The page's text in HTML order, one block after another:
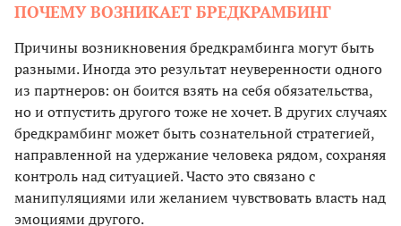
ПОЧЕМУ ВОЗНИКАЕТ БРЕДКРАМБИНГ
Причины возникновения бредкрамбинга могут быть
разными. Иногда это результат неуверенности одного
из партнеров: он боится взять на себя обязательства,
но и отпустить другого тоже не хочет. В других случаях
бредкрамбинг может быть сознательной стратегией,
направленной на удержание человека рядом, сохраняя
контроль над ситуацией. Часто это связано с
манипуляциями или желанием чувствовать власть над
эмоциями другого.